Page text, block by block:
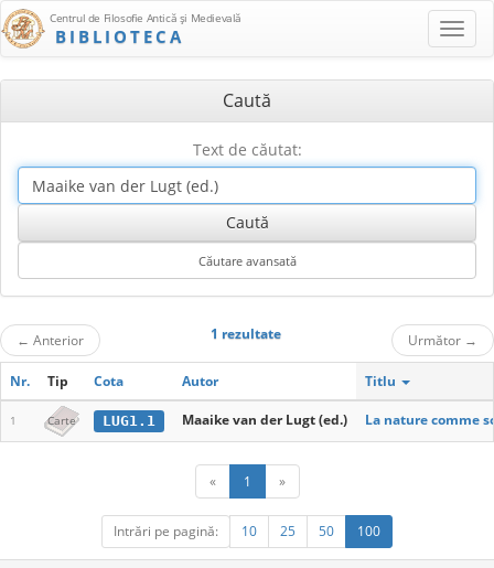
Centrul de Filosofie Antică şi Medievală
BIBLIOTECA
Caută
Text de căutat:
← Anterior 1 rezultate Următor →
Nr. Tip Cota Autor Titlu
1 Carte LUG1.1 Maaike van der Lugt (ed.) La nature comme
« 1 »
Intrări pe pagină: 10 25 50 100